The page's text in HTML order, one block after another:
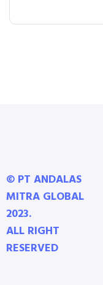
© PT ANDALAS
MITRA GLOBAL
2023.
ALL RIGHT
RESERVED